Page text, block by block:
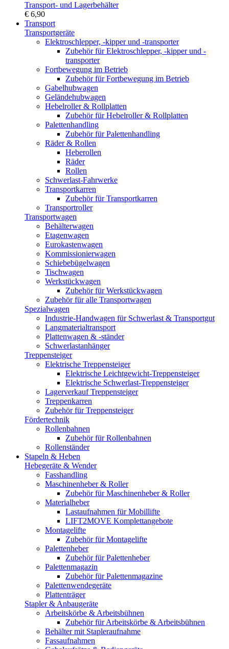
Transport- und Lagerbehälter
€ 6,90
Transport
Transportgeräte
Elektroschlepper, -kipper und -transporter
Zubehör für Elektroschlepper, -kipper und -
transporter
Fortbewegung im Betrieb
Zubehör für Fortbewegung im Betrieb
Gabelhubwagen
Geländehubwagen
Hebelroller & Rollplatten
Zubehör für Hebelroller & Rollplatten
Palettenhandling
Zubehör für Palettenhandling
Räder & Rollen
Heberollen
Räder
Rollen
Schwerlast-Fahrwerke
Transportkarren
Zubehör für Transportkarren
Transportroller
Transportwagen
Behälterwagen
Etagenwagen
Eurokastenwagen
Kommissionierwagen
Schiebebügelwagen
Tischwagen
Werkstückwagen
Zubehör für Werkstückwagen
Zubehör für alle Transportwagen
Spezialwagen
Industrie-Handwagen für Schwerlast & Transportgut
Langmaterialtransport
Plattenwagen & -ständer
Schwerlastanhänger
Treppensteiger
Elektrische Treppensteiger
Elektrische Leichtgewicht-Treppensteiger
Elektrische Schwerlast-Treppensteiger
Lagerverkauf Treppensteiger
Treppenkarren
Zubehör für Treppensteiger
Fördertechnik
Rollenbahnen
Zubehör für Rollenbahnen
Rollenständer
Stapeln & Heben
Hebegeräte & Wender
Fasshandling
Maschinenheber & Roller
Zubehör für Maschinenheber & Roller
Materialheber
Lastaufnahmen für Mobillifte
LIFT2MOVE Komplettangebote
Montagelifte
Zubehör für Montagelifte
Palettenheber
Zubehör für Palettenheber
Palettenmagazin
Zubehör für Palettenmagazine
Palettenwendegeräte
Plattenträger
Stapler & Anbaugeräte
Arbeitskörbe & Arbeitsbühnen
Zubehör für Arbeitskörbe & Arbeitsbühnen
Behälter mit Stapleraufnahme
Fassaufnahmen